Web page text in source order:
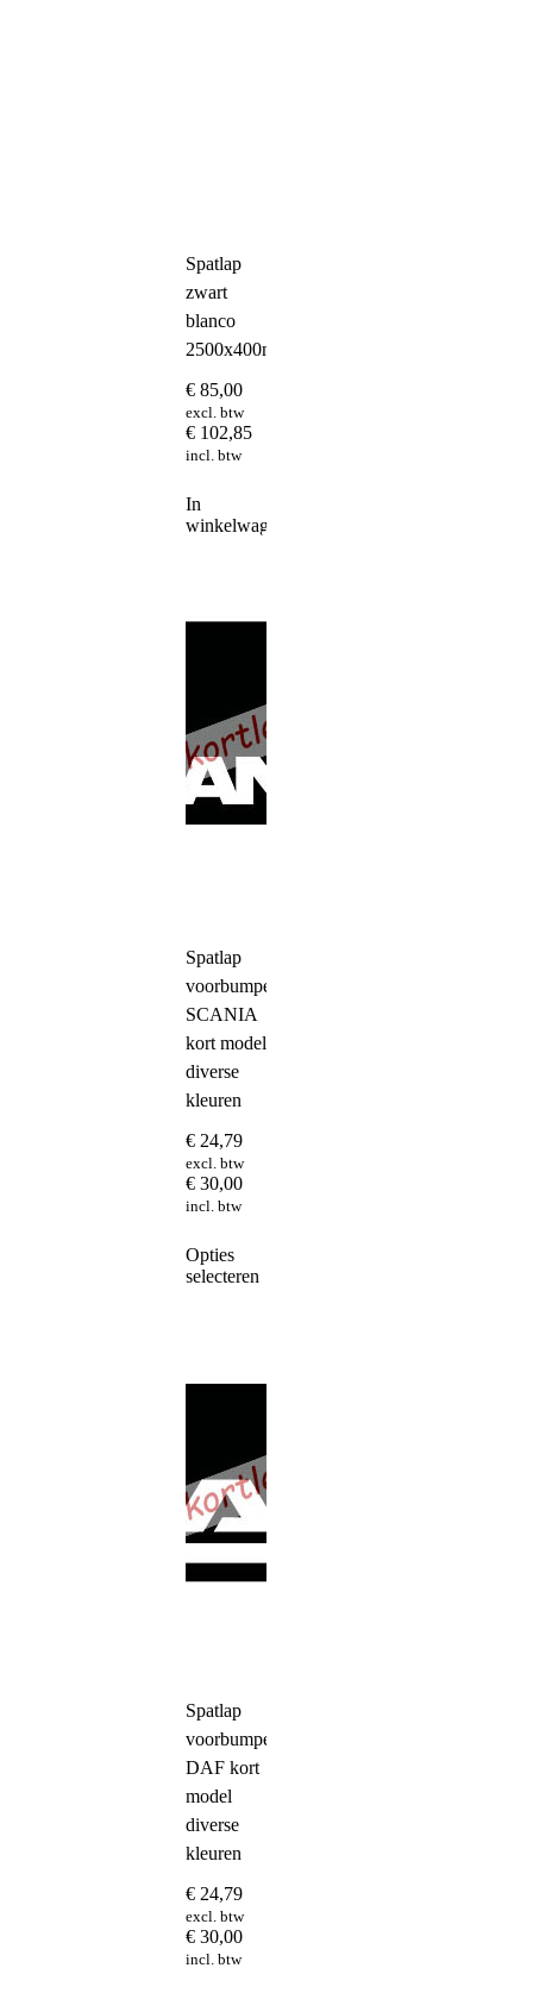
Spatlap
zwart
blanco
2500x400mm
€ 85,00
excl. btw
€ 102,85
incl. btw
In
winkelwagen
Spatlap
voorbumper
SCANIA
kort model
diverse
kleuren
€ 24,79
excl. btw
€ 30,00
incl. btw
Opties
selecteren
optie
op
de
productpagina
Spatlap
voorbumper
DAF kort
model
diverse
kleuren
€ 24,79
excl. btw
€ 30,00
incl. btw